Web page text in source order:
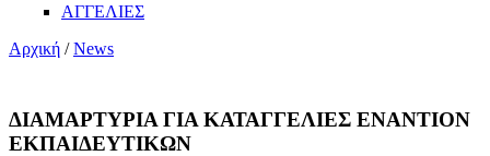
ΑΓΓΕΛΙΕΣ
Αρχική /News
ΔΙΑΜΑΡΤΥΡΙΑ ΓΙΑ ΚΑΤΑΓΓΕΛΙΕΣ ΕΝΑΝΤΙΟΝ
ΕΚΠΑΙΔΕΥΤΙΚΩΝ